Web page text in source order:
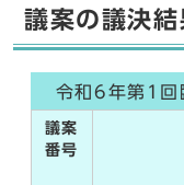
議案の議決結
令和6年第1
議案
番号